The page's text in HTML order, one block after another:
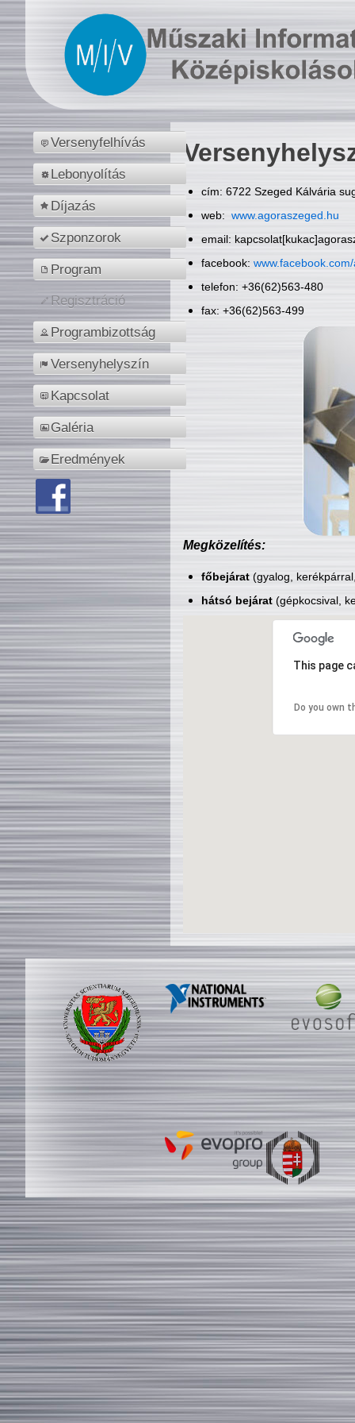
Versenyfelhívás
Lebonyolítás
Díjazás
Szponzorok
Program
Regisztráció
Programbizottság
Versenyhelyszín
Kapcsolat
Galéria
Eredmények
cím: 6722 Szeged Kálvária
web: www.agoraszeged.hu
email:
facebook:
telefon: +36(62)563-480
fax: +36(62)563-499
Megközelítés:
főbejárat(gyalog,
hátsó bejárat(gépkocsival,
This page
Do you own